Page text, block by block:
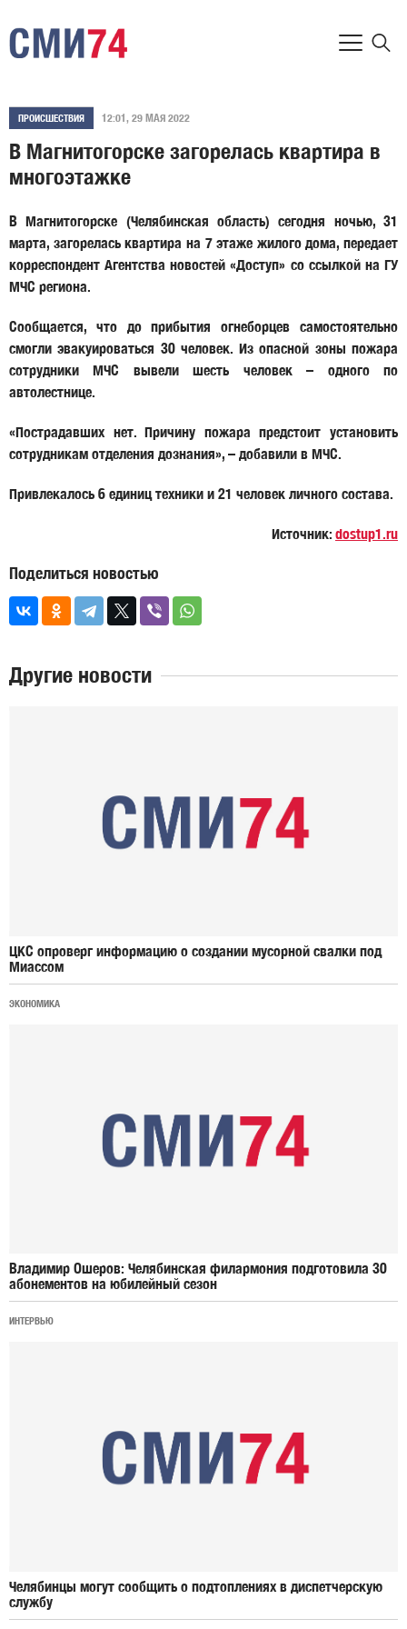
ПРОИСШЕСТВИЯ 12:01, 29 МАЯ 2022
В Магнитогорске загорелась квартира в
многоэтажке
В Магнитогорске (Челябинская область) сегодня ночью, 31
марта, загорелась квартира на 7 этаже жилого дома, передает
корреспондент Агентства новостей «Доступ» со ссылкой на ГУ
МЧС региона.
Сообщается, что до прибытия огнеборцев самостоятельно
смогли эвакуироваться 30 человек. Из опасной зоны пожара
сотрудники МЧС вывели шесть человек – одного по
автолестнице.
«Пострадавших нет. Причину пожара предстоит установить
сотрудникам отделения дознания», – добавили в МЧС.
Привлекалось 6 единиц техники и 21 человек личного состава.
Источник: dostup1.ru
Поделиться новостью
Другие новости
ЦКС опроверг информацию о создании мусорной свалки под
Миассом
ЭКОНОМИКА
Владимир Ошеров: Челябинская филармония подготовила 30
абонементов на юбилейный сезон
ИНТЕРВЬЮ
Челябинцы могут сообщить о подтоплениях в диспетчерскую
службу